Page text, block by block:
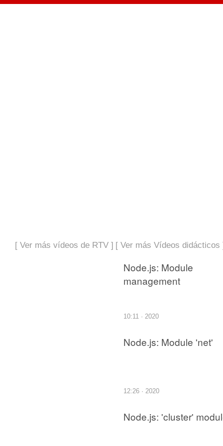
[ Ver más vídeos de RTV ] [ Ver más Vídeos didácticos
Node.js: Module
management
10:11 · 2020
Node.js: Module 'net'
12:26 · 2020
Node.js: 'cluster'